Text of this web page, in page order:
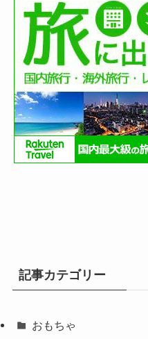
記事カテゴリー
おもちゃ